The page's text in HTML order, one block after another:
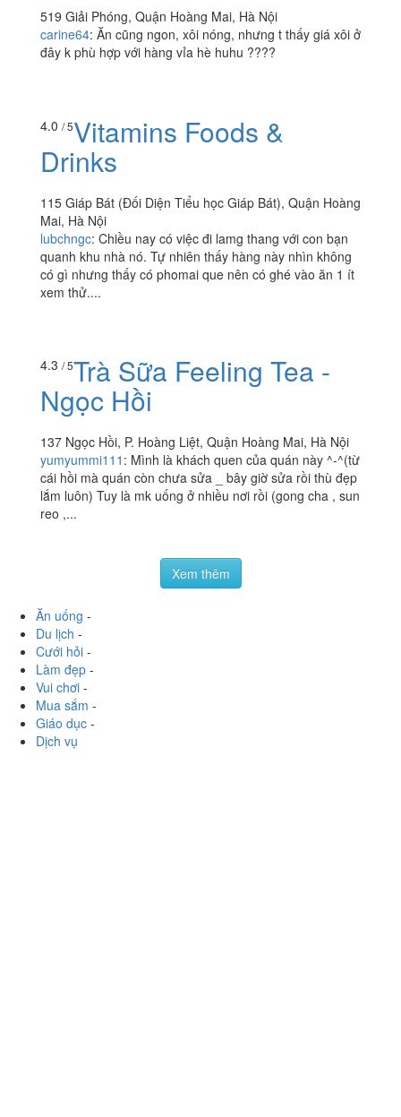
3.0/ 5Xôi Nóng & Bánh Bao
đây k phù hợp với hàng vỉa hè huhu ????
4.0/ 5Vitamins Foods &
Drinks
Mai, Hà Nội
lubchngc :Chiều nay có việc đi lamg thang với con bạn
quanh khu nhà nó. Tự nhiên thấy hàng này nhìn không
có gì nhưng thấy có phomai que nên có ghé vào ăn 1 ít
xem thử....
Trà Sữa Feeling Tea -
Ngọc Hồi
137 Ngọc Hồi, P. Hoàng Liệt, Quận Hoàng Mai, Hà Nội
yumyummi111
cái hồi mà quán còn chưa sửa _ bây giờ sửa rồi thù đẹp
lắm luôn) Tuy là mk uống ở nhiều nơi rồi (gong cha , sun
reo ,...